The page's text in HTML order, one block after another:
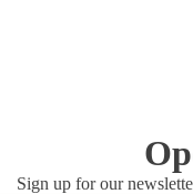
Sign up for our